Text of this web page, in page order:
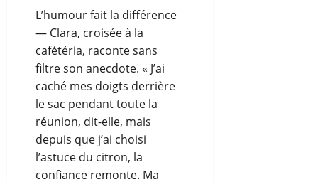
L’humour fait la différence
— Clara, croisée à la
cafétéria, raconte sans
filtre son anecdote. « J’ai
caché mes doigts derrière
le sac pendant toute la
réunion, dit-elle, mais
depuis que j’ai choisi
l’astuce du citron, la
confiance remonte. Ma